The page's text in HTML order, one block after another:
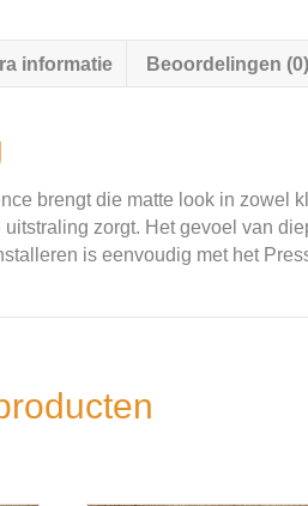
informatie Beoordelingen (0)
brengt die matte look in zowel
zorgt. Het gevoel van
is eenvoudig met het